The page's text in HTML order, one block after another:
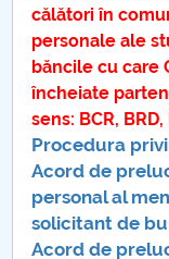
călători în
personale ale
băncile cu care
încheiate
sens: BCR,
Procedura
Acord de
personal al
solicitant de
Acord de